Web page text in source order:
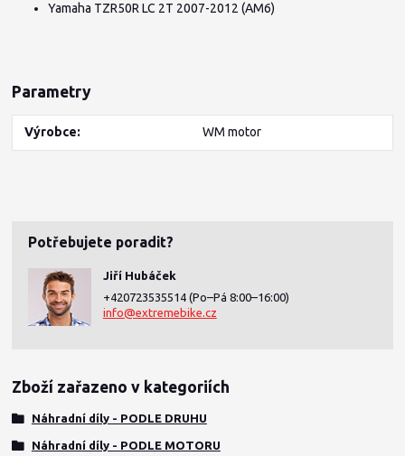
Yamaha TZR50R LC 2T 2007-2012 (AM6)
Parametry
Výrobce WM motor
Potřebujete poradit?
Jiří Hubáček
+420723535514 (Po–Pá 8:00–16:00)
info@extremebike.cz
Zboží zařazeno v kategoriích
Náhradní díly - PODLE DRUHU
Náhradní díly - PODLE MOTORU